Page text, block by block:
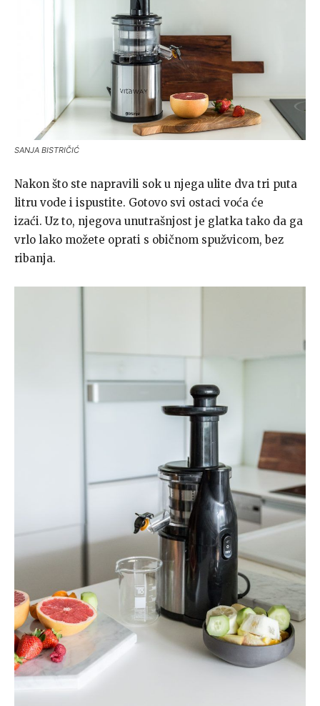
SANJA BISTRIČIĆ
Nakon što ste napravili sok u njega ulite dva tri puta
litru vode i ispustite. Gotovo svi ostaci voća će
izaći. Uz to, njegova unutrašnjost je glatka tako da ga
vrlo lako možete oprati s običnom spužvicom, bez
ribanja.